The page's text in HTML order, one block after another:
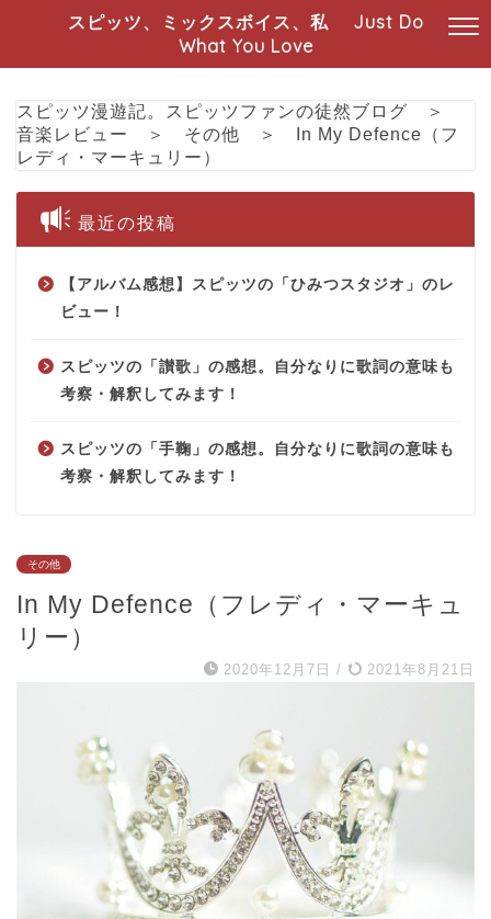
スピッツ、ミックスボイス、私 Just Do
What You Love
スピッツ漫遊記。スピッツファンの徒然ブログ ＞
音楽レビュー
＞ その他 ＞
In My Defence（フ
レディ・マーキュリー）
最近の投稿
【アルバム感想】スピッツの「ひみつスタジオ」のレ
ビュー！
スピッツの「讃歌」の感想。自分なりに歌詞の意味も
考察・解釈してみます！
スピッツの「手鞠」の感想。自分なりに歌詞の意味も
考察・解釈してみます！
その他
In My Defence（フレディ・マーキュ
リー）
2020年12月7日 / 2021年8月21日